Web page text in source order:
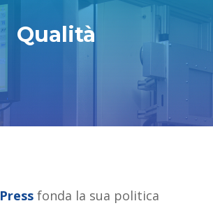
Qualità
fonda la sua politica